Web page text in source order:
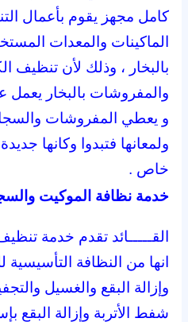
كامل مجهز يقوم بأعمال
الماكينات والمعدات
بالبخار ، وذلك لأن تنظيف
والمفروشات بالبخار يعمل
و يعطي المفروشات
ولمعانها فتبدوا وكانها
خاص .
خدمة نظافة الموكيت
القـــــائد تقدم خدمة
انها من النظافة التأسيسية
وإزالة البقع والغسيل
شفط الأتربة وإزالة البقع